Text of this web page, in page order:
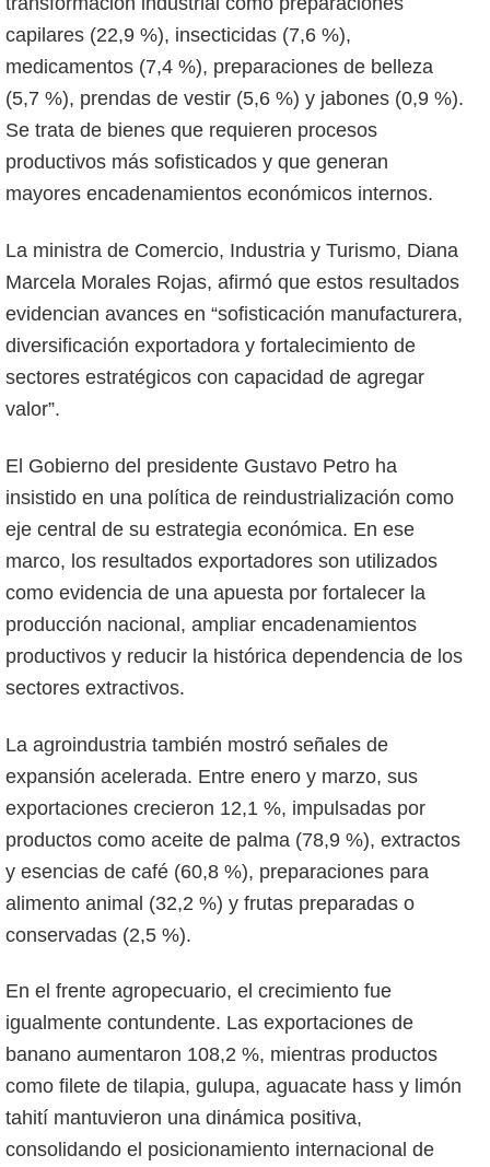
capilares (22,9 %), insecticidas (7,6 %),
medicamentos (7,4 %), preparaciones de belleza
(5,7 %), prendas de vestir (5,6 %) y jabones (0,9 %).
Se trata de bienes que requieren procesos
productivos más sofisticados y que generan
mayores encadenamientos económicos internos.
La ministra de Comercio, Industria y Turismo, Diana
Marcela Morales Rojas, afirmó que estos resultados
evidencian avances en “sofisticación manufacturera,
diversificación exportadora y fortalecimiento de
sectores estratégicos con capacidad de agregar
valor”.
El Gobierno del presidente Gustavo Petro ha
insistido en una política de reindustrialización como
eje central de su estrategia económica. En ese
marco, los resultados exportadores son utilizados
como evidencia de una apuesta por fortalecer la
producción nacional, ampliar encadenamientos
productivos y reducir la histórica dependencia de los
sectores extractivos.
La agroindustria también mostró señales de
expansión acelerada. Entre enero y marzo, sus
exportaciones crecieron 12,1 %, impulsadas por
productos como aceite de palma (78,9 %), extractos
y esencias de café (60,8 %), preparaciones para
alimento animal (32,2 %) y frutas preparadas o
conservadas (2,5 %).
En el frente agropecuario, el crecimiento fue
igualmente contundente. Las exportaciones de
banano aumentaron 108,2 %, mientras productos
como filete de tilapia, gulupa, aguacate hass y limón
tahití mantuvieron una dinámica positiva,
consolidando el posicionamiento internacional de